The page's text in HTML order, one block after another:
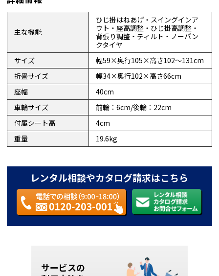
主な機能
ひじ掛はねあげ・スイングインア
ウト・座高調整・ひじ掛高調整・
背張り調整・ティルト・ノーパン
クタイヤ
サイズ
幅59×奥行105×高さ102～131cm
折畳サイズ
幅34×奥行102×高さ66cm
座幅
40cm
車輪サイズ
前輪：6cm/後輪：22cm
付属シート高
4cm
重量
19.6kg
レンタル相談やカタログ請求はこちら
サービスの